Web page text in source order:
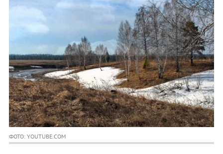
ФОТО: YOUTUBE.COM